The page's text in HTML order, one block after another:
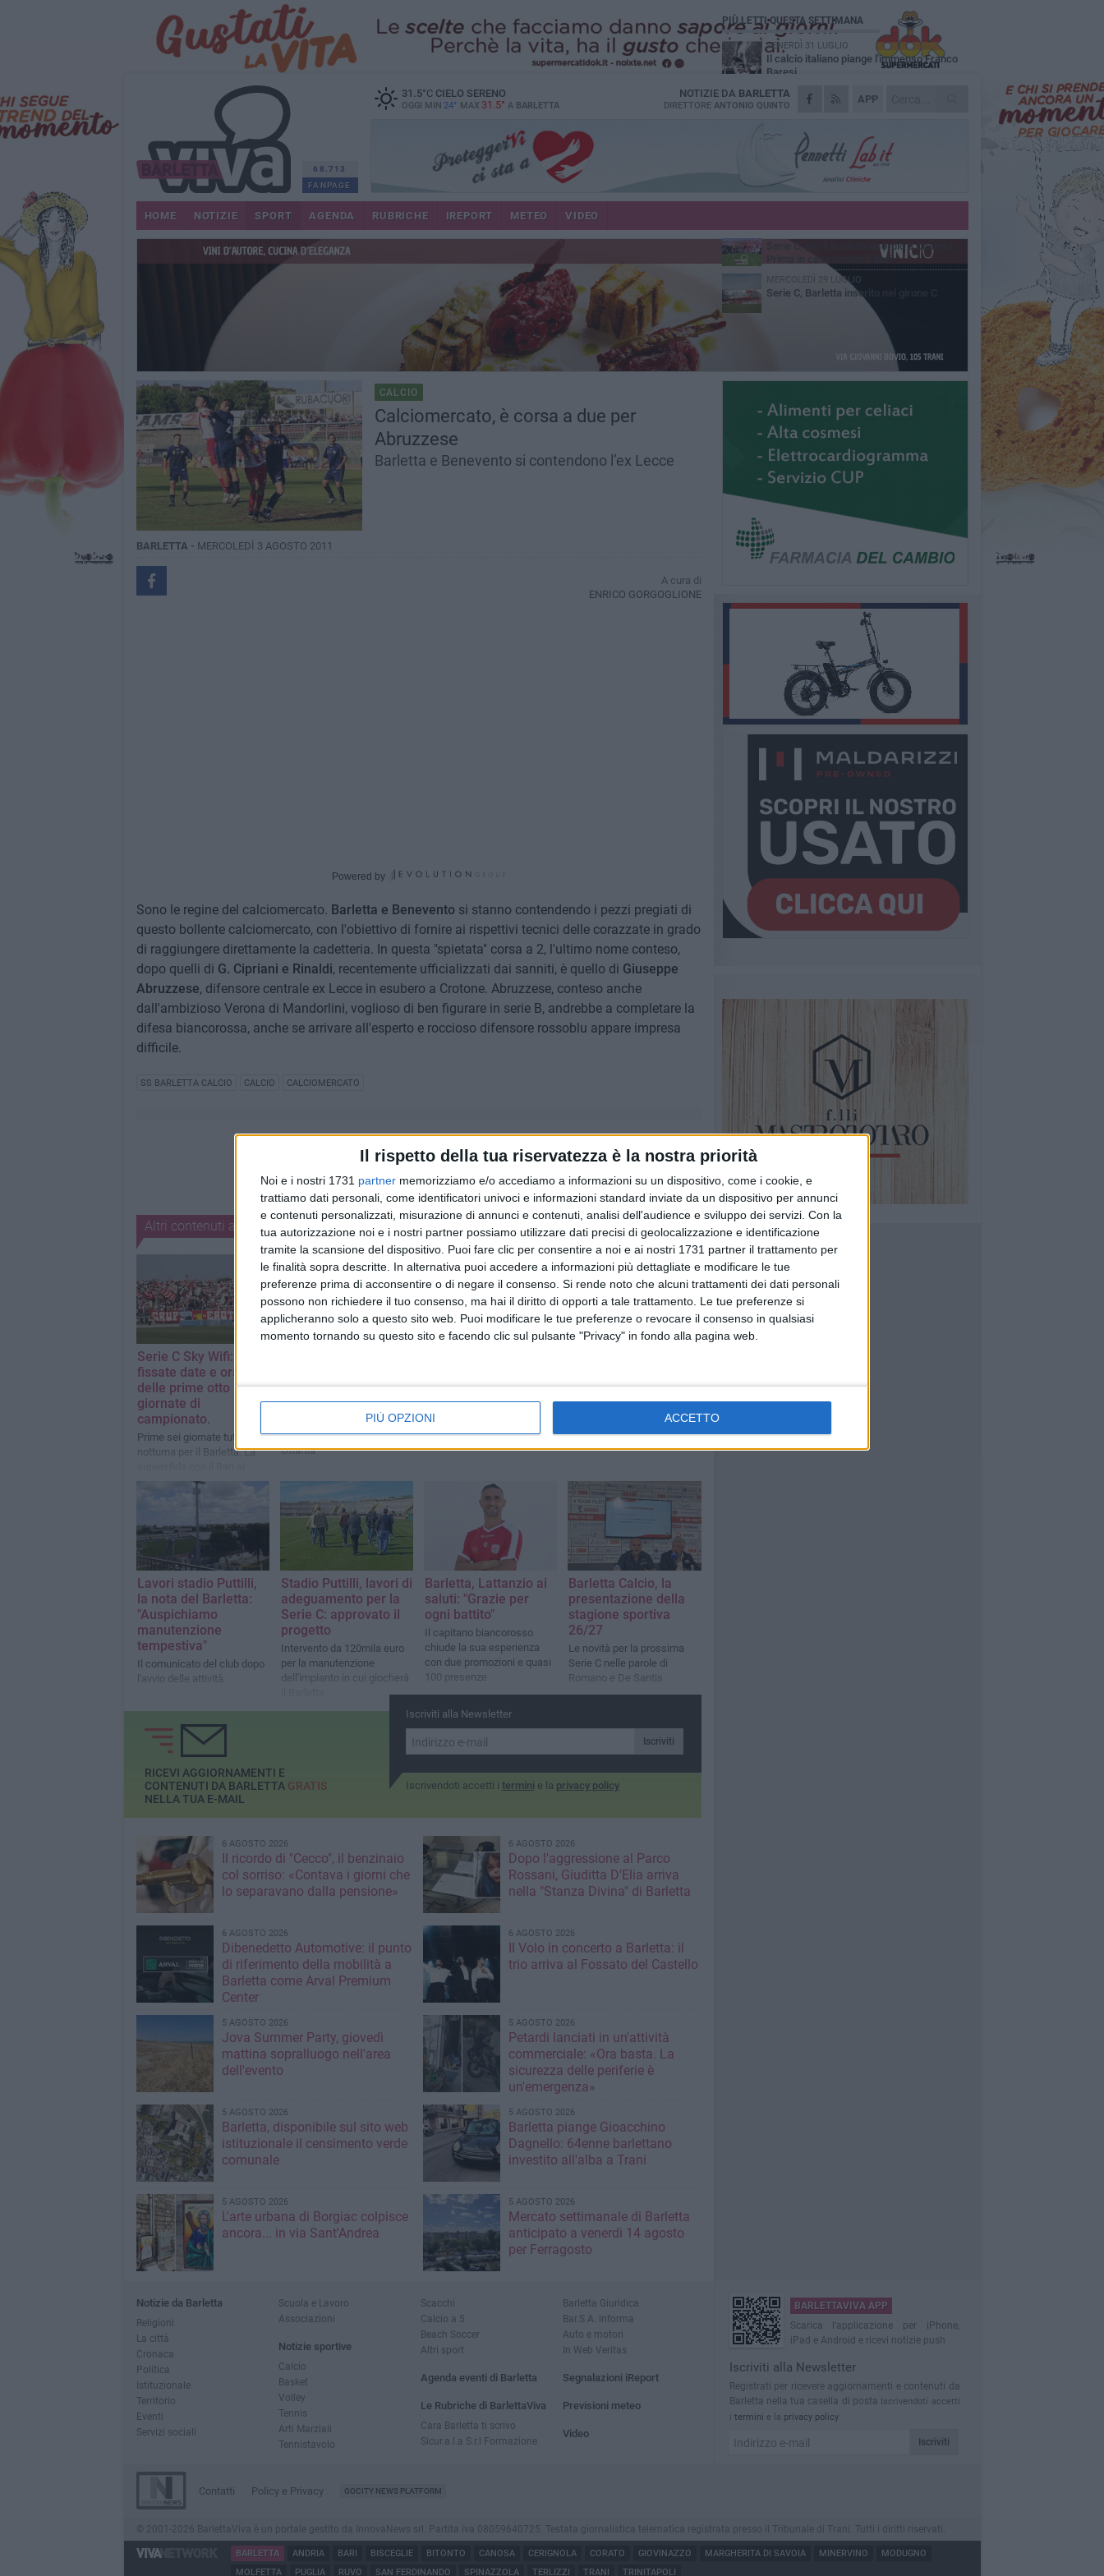
Il rispetto della tua riservatezza è la nostra priorità
Noi e i nostri 1731 partner memorizziamo e/o accediamo a informazioni su un dispositivo, come i cookie, e
trattiamo dati personali, come identificatori univoci e informazioni standard inviate da un dispositivo per annunci
e contenuti personalizzati, misurazione di annunci e contenuti, analisi dell'audience e sviluppo dei servizi. Con la
tua autorizzazione noi e i nostri partner possiamo utilizzare dati precisi di geolocalizzazione e identificazione
tramite la scansione del dispositivo. Puoi fare clic per consentire a noi e ai nostri 1731 partner il trattamento per
le finalità sopra descritte. In alternativa puoi accedere a informazioni più dettagliate e modificare le tue
preferenze prima di acconsentire o di negare il consenso. Si rende noto che alcuni trattamenti dei dati personali
possono non richiedere il tuo consenso, ma hai il diritto di opporti a tale trattamento. Le tue preferenze si
applicheranno solo a questo sito web. Puoi modificare le tue preferenze o revocare il consenso in qualsiasi
momento tornando su questo sito e facendo clic sul pulsante "Privacy" in fondo alla pagina web.
PIÙ OPZIONI ACCETTO
68.713
FANPAGE
31.5°CCIELO SERENO
OGGI MIN 24° MAX 31.5° A BARLETTA
APP
NOTIZIE DA BARLETTA
DIRETTORE ANTONIO QUINTO
HOME NOTIZIE SPORT AGENDA RUBRICHE IREPORT METEO VIDEO
CALCIO
Calciomercato, è corsa a due per
Abruzzese
Barletta e Benevento si contendono l’ex Lecce
BARLETTA - MERCOLEDÌ 3 AGOSTO 2011
A cura di
ENRICO GORGOGLIONE
Powered by
Sono le regine del calciomercato. Barletta e Beneventosi stanno contendendo i pezzi pregiati di
questo bollente calciomercato, con l'obiettivo di fornire ai rispettivi tecnici delle corazzate in grado
di raggiungere direttamente la cadetteria. In questa "spietata" corsa a 2, l'ultimo nome conteso,
dopo quelli di G. Cipriani e Rinaldi, recentemente ufficializzati dai sanniti, è quello di Giuseppe
Abruzzese, difensore centrale ex Lecce in esubero a Crotone. Abruzzese, conteso anche
dall'ambizioso Verona di Mandorlini, voglioso di ben figurare in serie B, andrebbe a completare la
difesa biancorossa, anche se arrivare all'esperto e roccioso difensore rossoblu appare impresa
difficile.
SS BARLETTA CALCIO CALCIO CALCIOMERCATO
Altri contenuti a tema
Serie C Sky Wifi:
fissate date e orari
delle prime otto
giornate di
campionato.
Prime sei giornate tutte in
notturna per il Barletta. La
giocheràvenerdì 28 agosto
alle ore 21. Contro il Potenza
settembre.
Franco Baresi
Con il suo Milan giocò (e
segnò...) contro il Barletta in
Coppa Italia a fine anni
Ottanta
Prima in casa contro il
Bari
Tutto il calendario dei
biancorossi
Svelati i raggruppamenti
della terza serie nazionale,
Lavori stadio Puttilli,
la nota del Barletta:
"Auspichiamo
manutenzione
tempestiva"
Il comunicato del club dopo
l'avvio delle attività
Stadio Puttilli, lavori di
adeguamento per la
Serie C: approvato il
progetto
Intervento da 120mila euro
per la manutenzione
dell'impianto in cui giocherà
Barletta, Lattanzio ai
saluti: "Grazie per
ogni battito"
Il capitano biancorosso
chiude la sua esperienza
con due promozioni e quasi
100 presenze
Barletta Calcio, la
presentazione della
stagione sportiva
26/27
Le novità per la prossima
Serie C nelle parole di
Romano e De Santis
Iscriviti alla Newsletter
Iscriviti
Iscrivendoti accetti i termini e la privacy policy
RICEVI AGGIORNAMENTI E
CONTENUTI DA BARLETTA GRATIS
NELLA TUA E-MAIL
6 AGOSTO 2026
Il ricordo di "Cecco", il benzinaio
col sorriso: «Contava i giorni che
lo separavano dalla pensione»
6 AGOSTO 2026
Dopo l'aggressione al Parco
Rossani, Giuditta D'Elia arriva
nella "Stanza Divina" di Barletta
6 AGOSTO 2026
Dibenedetto Automotive: il punto
di riferimento della mobilità a
Barletta come Arval Premium
Center
6 AGOSTO 2026
Il Volo in concerto a Barletta: il
trio arriva al Fossato del Castello
5 AGOSTO 2026
Jova Summer Party, giovedì
mattina sopralluogo nell'area
dell'evento
5 AGOSTO 2026
Petardi lanciati in un'attività
commerciale: «Ora basta. La
sicurezza delle periferie è
un'emergenza»
5 AGOSTO 2026
Barletta, disponibile sul sito web
istituzionale il censimento verde
comunale
5 AGOSTO 2026
Barletta piange Gioacchino
Dagnello: 64enne barlettano
investito all'alba a Trani
5 AGOSTO 2026
L'arte urbana di Borgiac colpisce
ancora... in via Sant'Andrea
5 AGOSTO 2026
Mercato settimanale di Barletta
anticipato a venerdì 14 agosto
per Ferragosto
PIÙ LETTI QUESTA SETTIMANA
VENERDÌ 31 LUGLIO
Il calcio italiano piange l'immenso Franco
Baresi
VENERDÌ 31 LUGLIO
Serie C Sky Wifi: fissate date e orari delle
SABATO 1 AGOSTO
Poker di Da Silva, Barletta batte Soccer
Trani 4-1 in amichevole
VENERDÌ 31 LUGLIO
Barletta 1922: un avvio tostissimo e
GIOVEDÌ 30 LUGLIO
Serie C, per il Barletta esordio a Caserta.
Prima in casa contro il Bari
MERCOLEDÌ 29 LUGLIO
Serie C, Barletta inserito nel girone C
Notizie da Barletta
Religioni
La città
Cronaca
Politica
Istituzionale
Territorio
Eventi
Servizi sociali
Scuola e Lavoro
Associazioni
Notizie sportive
Calcio
Basket
Volley
Tennis
Arti Marziali
Tennistavolo
Scacchi
Calcio a 5
Beach Soccer
Altri sport
Agenda eventi di Barletta
Le Rubriche di BarlettaViva
Cara Barletta ti scrivo
Sicur.a.l.a S.r.l Formazione
Barletta Giuridica
Bar.S.A. informa
Auto e motori
In Web Veritas
Segnalazioni iReport
Previsioni meteo
Video
BARLETTAVIVA APP
Scarica l'applicazione per iPhone,
iPad e Android e ricevi notizie push
Iscriviti alla Newsletter
Registrati per ricevere aggiornamenti e contenuti da
Barletta nella tua casella di posta
Iscrivendoti accetti
i termini e la privacy policy
Iscriviti
Contatti Policy e Privacy GOCITY NEWS PLATFORM
© 2001-2026 BarlettaViva è un portale gestito da InnovaNews srl. Partita iva 08059640725. Testata giornalistica telematica registrata presso il Tribunale di Trani. Tutti i diritti riservati.
BARLETTA ANDRIA BARI BISCEGLIE BITONTO CANOSA CERIGNOLA CORATO GIOVINAZZO MARGHERITA DI SAVOIA MINERVINO
MODUGNO
MOLFETTA
PUGLIA RUVO SAN FERDINANDO SPINAZZOLA TERLIZZI TRANI TRINITAPOLI